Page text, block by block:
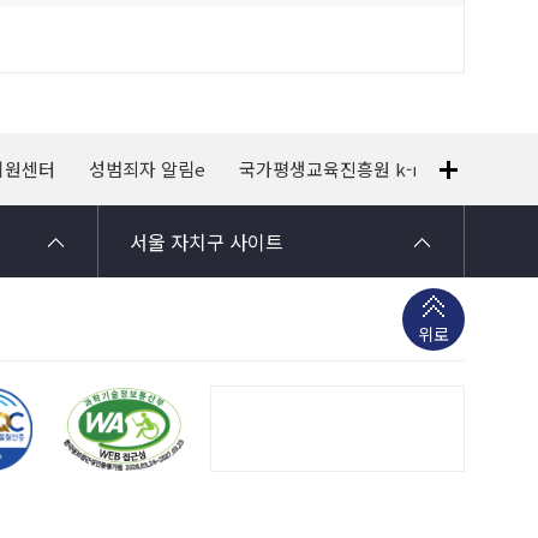
센터 성범죄자 알림e 국가평생교육진흥원 k-mooc
서울 자치구 사이트
위로